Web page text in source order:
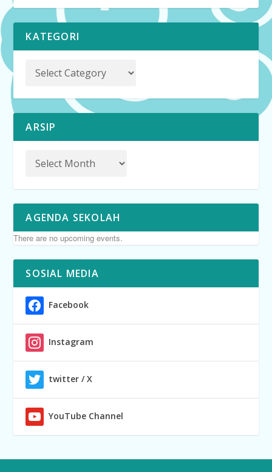
KATEGORI
ARSIP
AGENDA SEKOLAH
There are no upcoming events.
SOSIAL MEDIA
Facebook
Instagram
twitter / X
YouTube Channel